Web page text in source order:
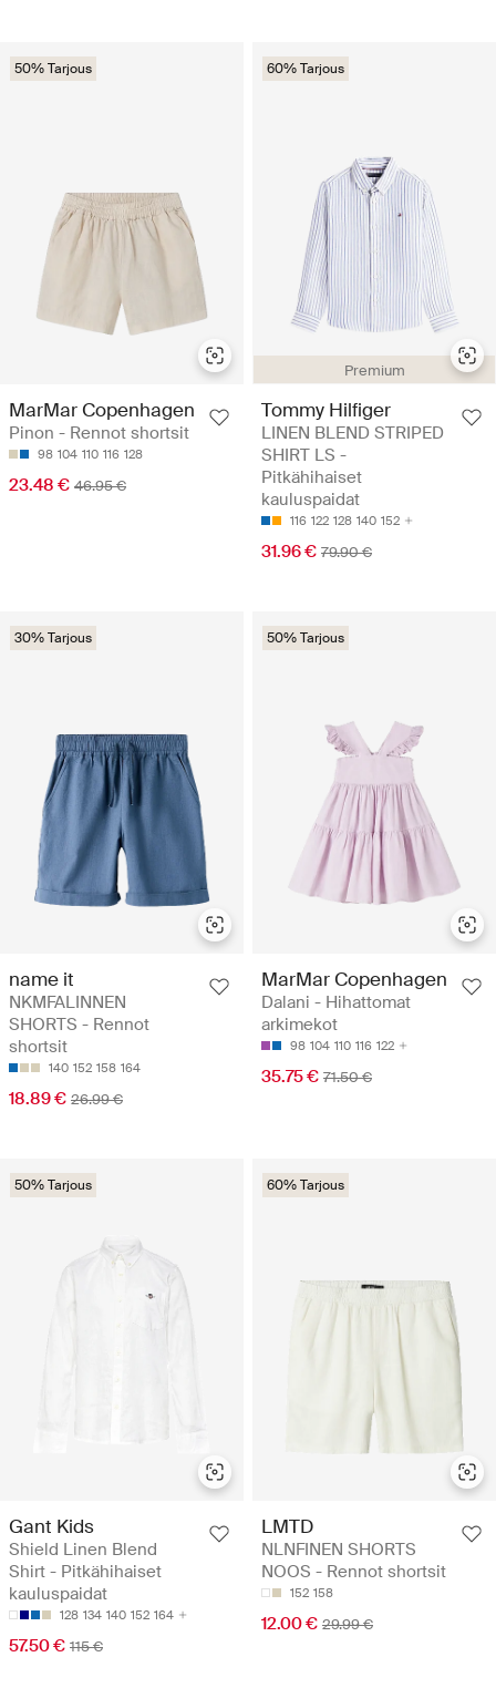
50% Tarjous
MarMar Copenhagen
Pinon - Rennot shortsit
98 104 110 116 128
23.48 € 46.95 €
Premium
60% Tarjous
Tommy Hilfiger
LINEN BLEND STRIPED
SHIRT LS -
Pitkähihaiset
kauluspaidat
116 122 128 140 152
31.96 € 79.90 €
30% Tarjous
name it
NKMFALINNEN
SHORTS - Rennot
shortsit
140 152 158 164
18.89 € 26.99 €
50% Tarjous
MarMar Copenhagen
Dalani - Hihattomat
arkimekot
98 104 110 116 122
35.75 € 71.50 €
50% Tarjous
Gant Kids
Shield Linen Blend
Shirt - Pitkähihaiset
kauluspaidat
128 134 140 152 164
57.50 € 115 €
60% Tarjous
LMTD
NLNFINEN SHORTS
NOOS - Rennot shortsit
152 158
12.00 € 29.99 €